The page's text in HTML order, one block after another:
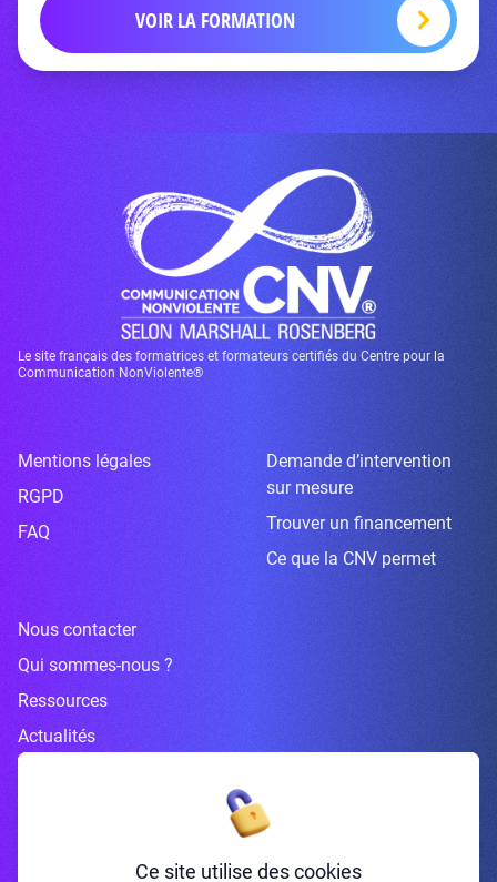
VOIR LA FORMATION
Le site français des formatrices et formateurs certifiés du Centre pour la
Communication NonViolente®
Mentions légales
RGPD
FAQ
Demande d’intervention
sur mesure
Trouver un financement
Ce que la CNV permet
Nous contacter
Qui sommes-nous ?
Ressources
Actualités
Inscrivez-vous à la newsletter
Ce site utilise des cookies